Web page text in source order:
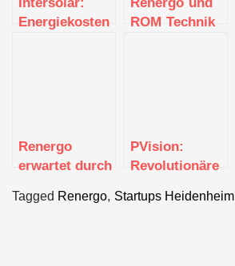
Energiekosten
ROM Technik
Renergo
erwartet durch
zusätzliche
PVision:
Revolutionäre
zur
Tagged Renergo, Startups Heidenheim